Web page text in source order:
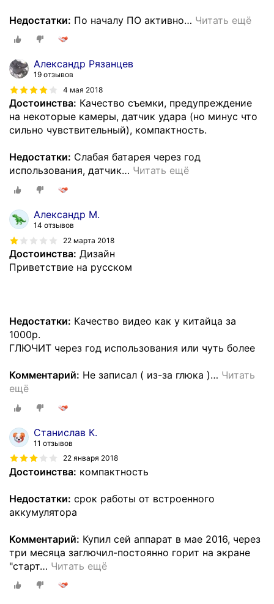
Недостатки: По началу ПО активно… Читать ещё
Александр Рязанцев
19 отзывов
4 мая 2018
Достоинства: Качество съемки, предупреждение
на некоторые камеры, датчик удара (но минус что
сильно чувствительный), компактность.
Недостатки: Слабая батарея через год
использования, датчик… Читать ещё
Александр М.
14 отзывов
22 марта 2018
Достоинства: Дизайн
Приветствие на русском
Недостатки: Качество видео как у китайца за
1000р.
ГЛЮЧИТ через год использования или чуть более
Комментарий: Не записал ( из-за глюка )… Читать
ещё
Станислав К.
11 отзывов
22 января 2018
Достоинства: компактность
Недостатки: срок работы от встроенного
аккумулятора
Комментарий: Купил сей аппарат в мае 2016, через
три месяца заглючил-постоянно горит на экране
"старт… Читать ещё